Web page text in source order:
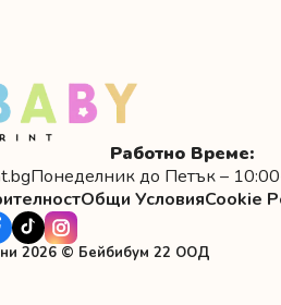
Работно Време:
Понеделник до Петък –
Общи УсловияCookie
2026 © Бейбибум 22 ООД